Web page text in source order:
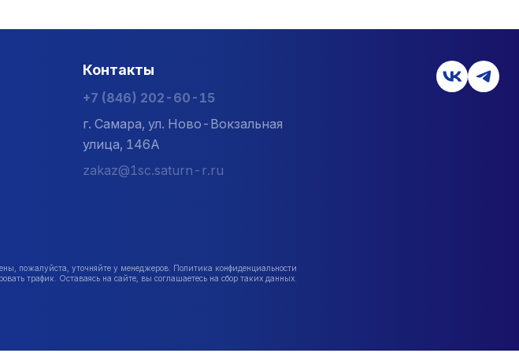
Контакты
+7 (846) 202-60-15
г. Самара, ул. Ново-Вокзальная
улица, 146А
zakaz@1sc.saturn-r.ru
пожалуйста, уточняйте у менеджеров. Политика конфиденциальности
трафик. Оставаясь на сайте, вы соглашаетесь на сбор таких данных.